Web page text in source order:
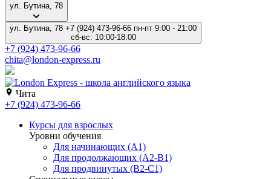
ул. Бутина, 78
ул. Бутина, 78 +7 (924) 473-96-66 пн-пт 9:00 - 21:00
сб-вс: 10:00-18:00
+7 (924) 473-96-66
chita@london-express.ru
Чита
+7 (924) 473-96-66
Курсы для взрослых
Уровни обучения
Для начинающих (A1)
Для продолжающих (A2-B1)
Для продвинутых (B2-C1)